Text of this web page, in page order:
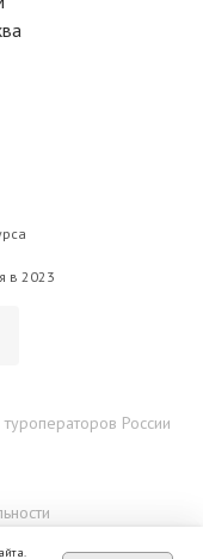
в 2023
России